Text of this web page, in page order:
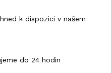
k dispozici v našem
do 24 hodin